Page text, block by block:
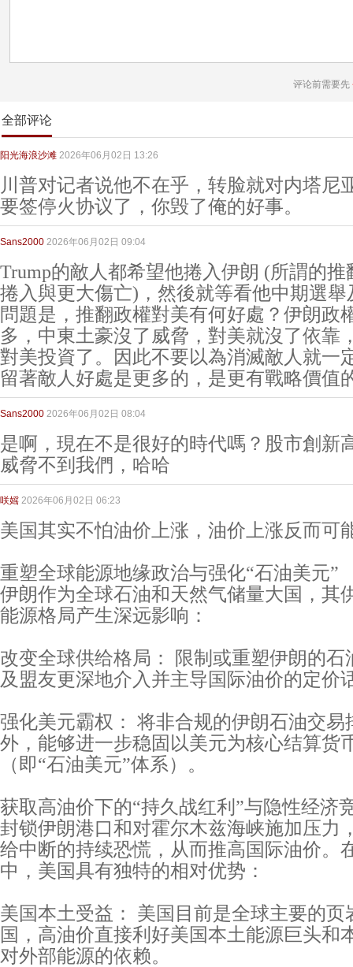
评论前需要先
全部评论
阳光海浪沙滩 2026年06月02日 13:26
川普对记者说他不在乎，转脸就对内塔尼
要签停火协议了，你毁了俺的好事。
Sans2000 2026年06月02日 09:04
Trump的敵人都希望他捲入伊朗 (所謂的
捲入與更大傷亡)，然後就等看他中期選
問題是，推翻政權對美有何好處？伊朗政
多，中東土豪沒了威脅，對美就沒了依靠
對美投資了。因此不要以為消滅敵人就一
留著敵人好處是更多的，是更有戰略價值
Sans2000 2026年06月02日 08:04
是啊，現在不是很好的時代嗎？股市創新
威脅不到我們，哈哈
咲媱 2026年06月02日 06:23
美国其实不怕油价上涨，油价上涨反而可
重塑全球能源地缘政治与强化“石油美元”
伊朗作为全球石油和天然气储量大国，其
能源格局产生深远影响：
改变全球供给格局： 限制或重塑伊朗的
及盟友更深地介入并主导国际油价的定价
强化美元霸权： 将非合规的伊朗石油交易
外，能够进一步稳固以美元为核心结算货
（即“石油美元”体系）。
获取高油价下的“持久战红利”与隐性经济
封锁伊朗港口和对霍尔木兹海峡施加压力
给中断的持续恐慌，从而推高国际油价。
中，美国具有独特的相对优势：
美国本土受益： 美国目前是全球主要的页
国，高油价直接利好美国本土能源巨头和
对外部能源的依赖。